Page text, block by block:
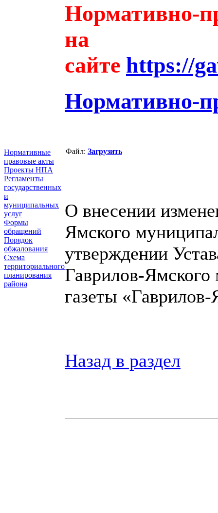
Нормативные
правовые акты
Проекты НПА
Регламенты
государственных
и
муниципальных
услуг
Формы
обращений
Порядок
обжалования
Схема
территориального
планирования
района
Нормативно-
на
сайте https://
Нормативно-
Файл: Загрузить
О внесении
Ямского
утверждении
Гаврилов-Ямского
газеты
Назад в раздел